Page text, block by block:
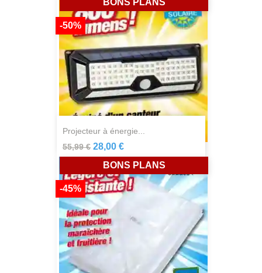
projecteur à énergie...
55,99 €
-50%
28,00 €
-45%
BONS PLANS